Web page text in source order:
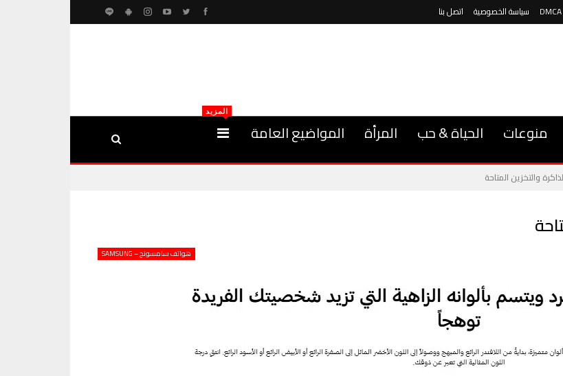
سياسة الخصوصية اتصل بنا
منوعات الحياة & حب المرأة المواضيع العامة
المزيد
هواتف سامسونج – SAMSUNG